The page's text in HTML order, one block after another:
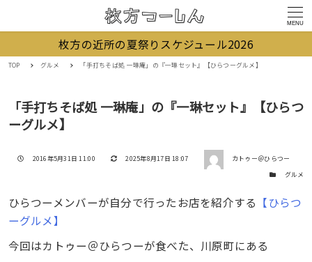
MENU
枚方の近所の夏祭りスケジュール2026
TOP グルメ 「手打ちそば処 一琳庵」の『一琳セット』【ひらつーグルメ】
「手打ちそば処 一琳庵」の『一琳セット』【ひらつ
ーグルメ】
投稿日
2016年5月31日 11:00 更新日
2025年8月17日 18:07 著者
カトゥー＠ひらつー
カテゴリー
グルメ
ひらつーメンバーが自分で行ったお店を紹介する 【ひらつ
ーグルメ】
今回はカトゥー＠ひらつーが食べた、川原町にある